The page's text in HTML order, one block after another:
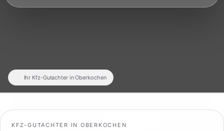
KFZ-GUTACHTER IN OBERKOCHEN
Ihr Kfz-Gutachter in Oberkochen